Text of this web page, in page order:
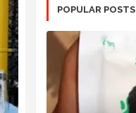
POPULAR POSTS